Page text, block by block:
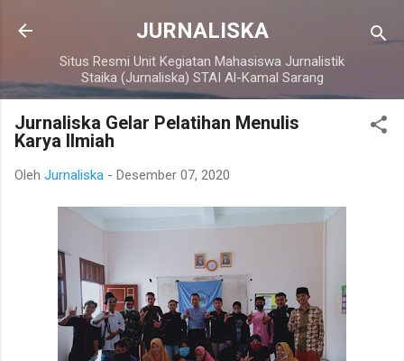
Langsung ke konten utama
JURNALISKA
Situs Resmi Unit Kegiatan Mahasiswa Jurnalistik
Staika (Jurnaliska) STAI Al-Kamal Sarang
Jurnaliska Gelar Pelatihan Menulis
Karya Ilmiah
Oleh Jurnaliska - Desember 07, 2020